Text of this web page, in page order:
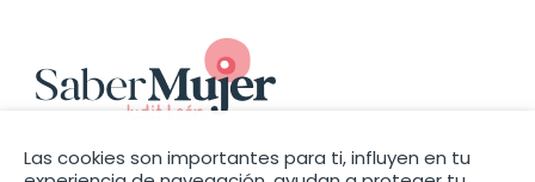
Las cookies son importantes para ti, influyen en tu